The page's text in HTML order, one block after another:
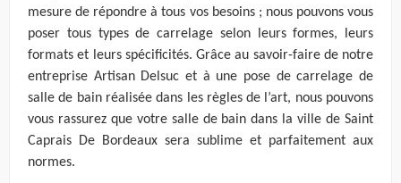
mesure de répondre à tous vos besoins ; nous pouvons vous
poser tous types de carrelage selon leurs formes, leurs
formats et leurs spécificités. Grâce au savoir-faire de notre
entreprise Artisan Delsuc et à une pose de carrelage de
salle de bain réalisée dans les règles de l’art, nous pouvons
vous rassurez que votre salle de bain dans la ville de Saint
Caprais De Bordeaux sera sublime et parfaitement aux
normes.